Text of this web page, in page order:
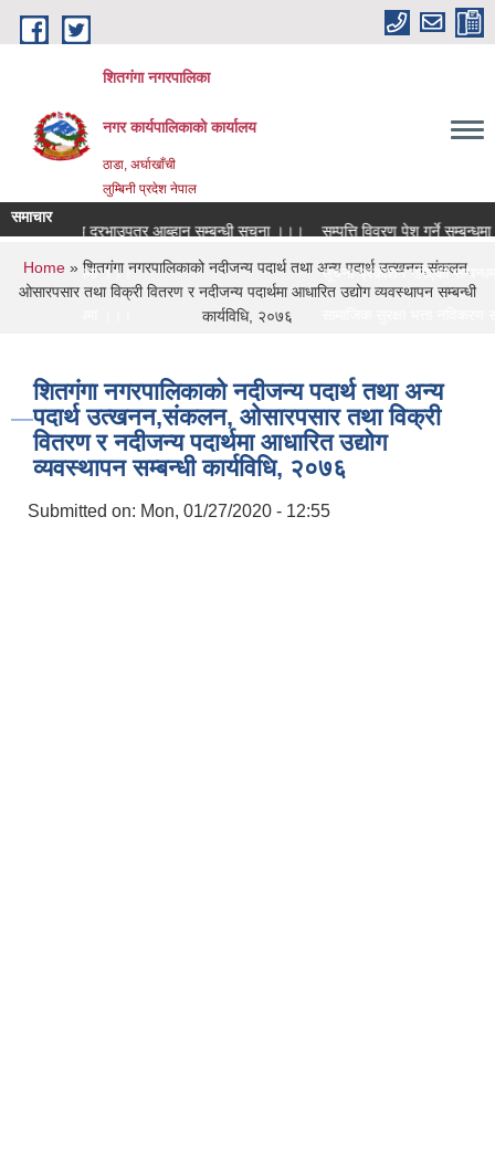
Skip to main content
शितगंगा नगरपालिका
नगर कार्यपालिकाकाे कार्यालय
ठाडा, अर्घाखाँची
लुम्बिनी प्रदेश नेपाल
समाचार
विद्युतीय दरभाउपत्र आब्हान सम्बन्धी सूचना ।।।
सम्पत्ति विवरण पेश गर्ने सम्बन्धमा।
सरुवा सम्बन्धमा ।।। सूचना प्रकाशन गरिएको सम्बन्धमा
You are here
Home » शितगंगा नगरपालिकाको नदीजन्य पदार्थ तथा अन्य पदार्थ उत्खनन,संकलन,
ओसारपसार तथा विक्री वितरण र नदीजन्य पदार्थमा आधारित उद्योग व्यवस्थापन सम्बन्धी
कार्यविधि, २०७६
शितगंगा नगरपालिकाको नदीजन्य पदार्थ तथा अन्य
पदार्थ उत्खनन,संकलन, ओसारपसार तथा विक्री
वितरण र नदीजन्य पदार्थमा आधारित उद्योग
व्यवस्थापन सम्बन्धी कार्यविधि, २०७६
Submitted on: Mon, 01/27/2020 - 12:55